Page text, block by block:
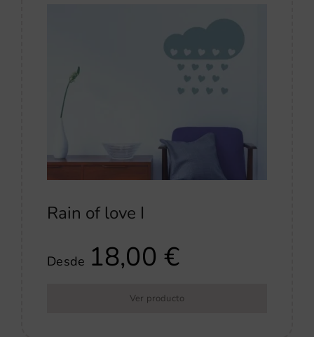
Rain of love I
Desde 18,00€
Ver producto